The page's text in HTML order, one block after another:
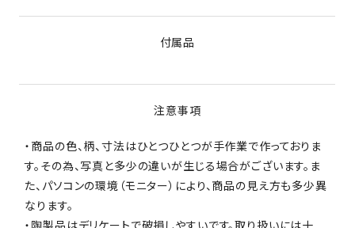
付属品
注意事項
・商品の色、柄、寸法はひとつひとつが手作業で作っておりま
す。その為、写真と多少の違いが生じる場合がございます。ま
た、パソコンの環境（モニター）により、商品の見え方も多少異
なります。
・陶製品はデリケートで破損しやすいです。取り扱いには十